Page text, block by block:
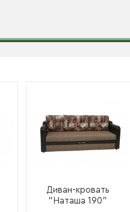
Диван-кровать
"Наташа 190"